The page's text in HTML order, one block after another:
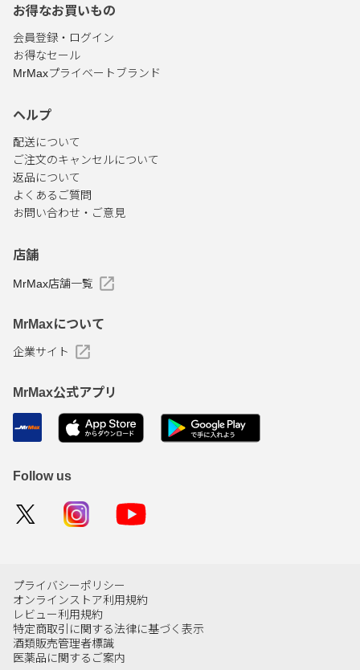
お得なお買いもの
会員登録・ログイン
お得なセール
MrMaxプライベートブランド
ヘルプ
配送について
ご注文のキャンセルについて
返品について
よくあるご質問
お問い合わせ・ご意見
店舗
MrMax店舗一覧
MrMaxについて
企業サイト
MrMax公式アプリ
Follow us
プライバシーポリシー
オンラインストア利用規約
レビュー利用規約
特定商取引に関する法律に基づく表示
酒類販売管理者標識
医薬品に関するご案内